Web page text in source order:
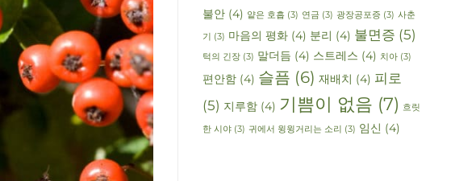
불안(4) 얕은 호흡(3) 연금 (3) 광장공포증 (3) 사춘
기 (3) 마음의 평화(4) 분리 (4) 불면증 (5)
턱의 긴장(3) 말더듬 (4) 스트레스 (4) 치아(3)
편안함(4) 슬픔 (6) 재배치 (4) 피로
(5) 지루함(4) 기쁨이 없음 (7) 흐릿
한 시야(3) 귀에서 윙윙거리는 소리 (3) 임신 (4)